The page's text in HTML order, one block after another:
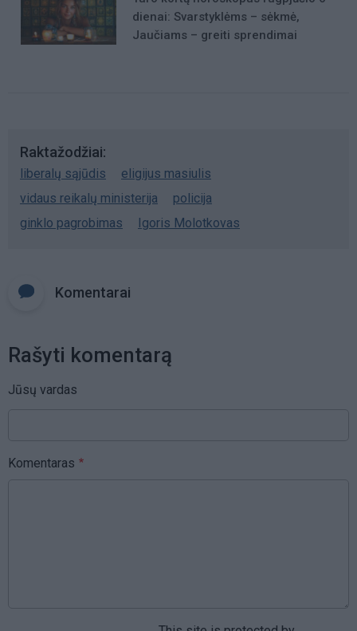
dienai: Svarstyklėms – sėkmė,
Jaučiams – greiti sprendimai
Raktažodžiai
liberalų sąjūdis
eligijus masiulis
vidaus reikalų ministerija
policija
ginklo pagrobimas
Igoris Molotkovas
Komentarai
Rašyti komentarą
Jūsų vardas
Komentaras